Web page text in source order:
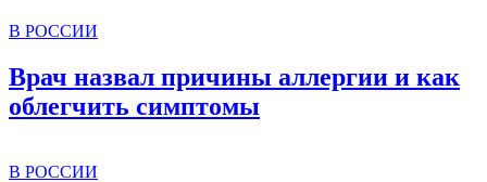
В РОССИИ
Врач назвал причины аллергии и как
облегчить симптомы
В РОССИИ